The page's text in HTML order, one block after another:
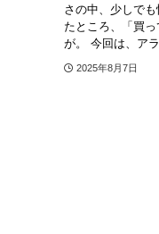
さの中、少しで
たところ、「買
が。 今回は、ア
2025年8月7日